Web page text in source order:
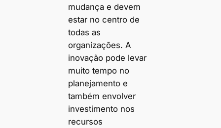
mudança e devem
estar no centro de
todas as
organizações. A
inovação pode levar
muito tempo no
planejamento e
também envolver
investimento nos
recursos